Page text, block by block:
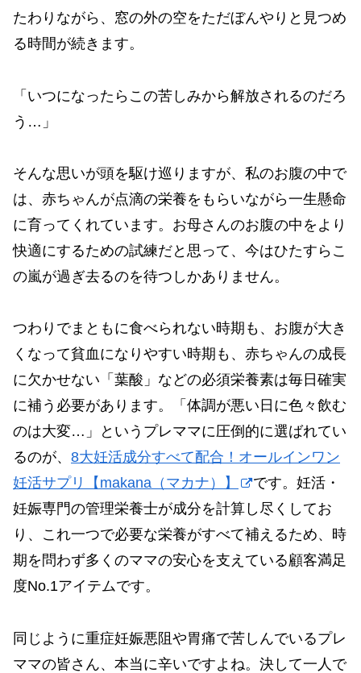
たわりながら、窓の外の空をただぼんやりと見つめ
る時間が続きます。
「いつになったらこの苦しみから解放されるのだろ
う…」
そんな思いが頭を駆け巡りますが、私のお腹の中で
は、赤ちゃんが点滴の栄養をもらいながら一生懸命
に育ってくれています。お母さんのお腹の中をより
快適にするための試練だと思って、今はひたすらこ
の嵐が過ぎ去るのを待つしかありません。
つわりでまともに食べられない時期も、お腹が大き
くなって貧血になりやすい時期も、赤ちゃんの成長
に欠かせない「葉酸」などの必須栄養素は毎日確実
に補う必要があります。「体調が悪い日に色々飲む
のは大変…」というプレママに圧倒的に選ばれてい
るのが、 8大妊活成分すべて配合！オールインワン
妊活サプリ【makana（マカナ）】
です。妊活・
妊娠専門の管理栄養士が成分を計算し尽くしてお
り、これ一つで必要な栄養がすべて補えるため、時
期を問わず多くのママの安心を支えている顧客満足
度No.1アイテムです。
同じように重症妊娠悪阻や胃痛で苦しんでいるプレ
ママの皆さん、本当に辛いですよね。決して一人で